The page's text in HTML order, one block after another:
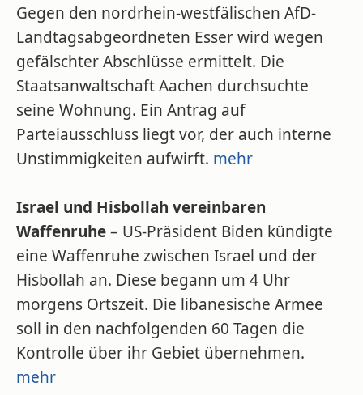
Gegen den nordrhein-westfälischen AfD-
Landtagsabgeordneten Esser wird wegen
gefälschter Abschlüsse ermittelt. Die
Staatsanwaltschaft Aachen durchsuchte
seine Wohnung. Ein Antrag auf
Parteiausschluss liegt vor, der auch interne
Unstimmigkeiten aufwirft. mehr
Israel und Hisbollah vereinbaren
Waffenruhe– US-Präsident Biden kündigte
eine Waffenruhe zwischen Israel und der
Hisbollah an. Diese begann um 4 Uhr
morgens Ortszeit. Die libanesische Armee
soll in den nachfolgenden 60 Tagen die
Kontrolle über ihr Gebiet übernehmen.
mehr